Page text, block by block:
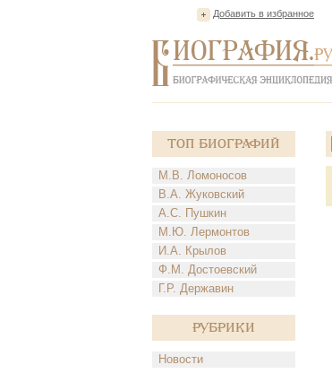
Добавить в избранное
Топ Биографий
М.В. Ломоносов
В.А. Жуковский
А.С. Пушкин
М.Ю. Лермонтов
И.А. Крылов
Ф.М. Достоевский
Г.Р. Державин
Рубрики
Новости